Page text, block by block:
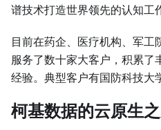
谱技术打造世界领先的认知工
目前在药企、医疗机构、军
服务了数十家大客户，积累了
经验。典型客户有国防科技大
柯基数据的云原生